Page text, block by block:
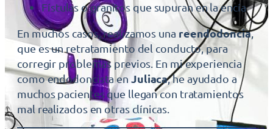
Fístulas o granitos que supuran en la encía
En muchos casos, realizamos una reendodoncia,
que es un retratamiento del conducto, para
corregir problemas previos. En mi experiencia
como endodoncista en Juliaca, he ayudado a
muchos pacientes que llegan con tratamientos
mal realizados en otras clínicas.